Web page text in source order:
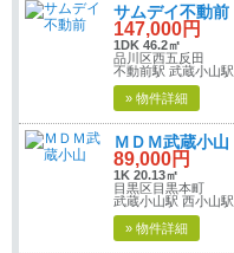
サムデイ不動前
147,000円
1DK 46.2㎡
品川区西五反田
不動前駅 武蔵小山駅
» 物件詳細
ＭＤＭ武蔵小山
89,000円
1K 20.13㎡
目黒区目黒本町
武蔵小山駅 西小山駅
» 物件詳細